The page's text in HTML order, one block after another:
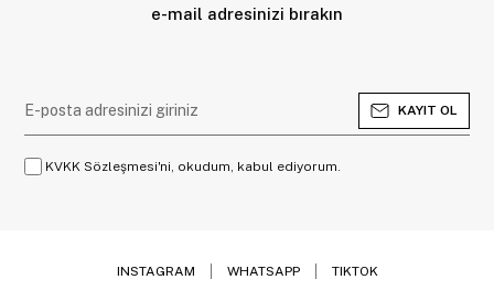
e-mail adresinizi bırakın
KAYIT OL
KVKK Sözleşmesi'ni, okudum, kabul ediyorum.
INSTAGRAM WHATSAPP TIKTOK